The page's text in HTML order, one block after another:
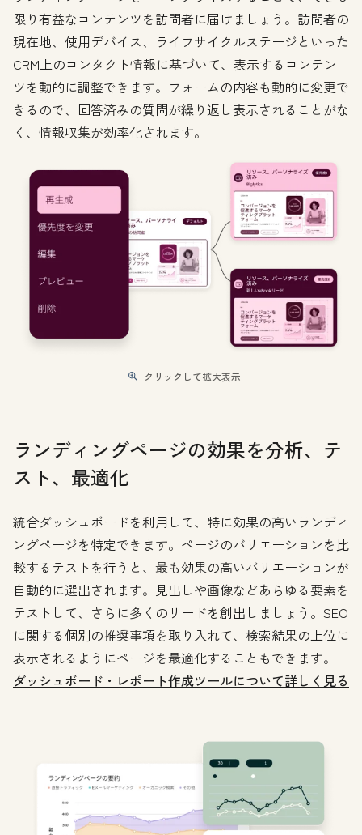
限り有益なコンテンツを訪問者に届けましょう。訪問者の
現在地、使用デバイス、ライフサイクルステージといった
CRM上のコンタクト情報に基づいて、表示するコンテン
ツを動的に調整できます。フォームの内容も動的に変更で
きるので、回答済みの質問が繰り返し表示されることがな
く、情報収集が効率化されます。
クリックして拡大表示
ランディングページの効果を分析、テ
スト、最適化
統合ダッシュボードを利用して、特に効果の高いランディ
ングページを特定できます。ページのバリエーションを比
較するテストを行うと、最も効果の高いバリエーションが
自動的に選出されます。見出しや画像などあらゆる要素を
テストして、さらに多くのリードを創出しましょう。SEO
に関する個別の推奨事項を取り入れて、検索結果の上位に
表示されるようにページを最適化することもできます。
ダッシュボード・レポート作成ツールについて詳しく見る